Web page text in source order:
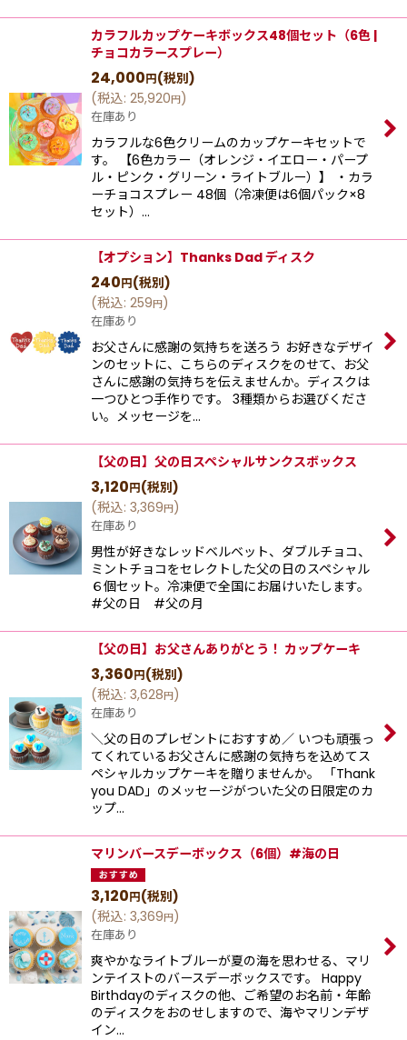
カラフルカップケーキボックス48個セット（6色 |
チョコカラースプレー）
24,000円(税別)
(税込: 25,920円)
在庫あり
カラフルな6色クリームのカップケーキセットで
す。 【6色カラー（オレンジ・イエロー・パープ
ル・ピンク・グリーン・ライトブルー）】 ・カラ
ーチョコスプレー 48個（冷凍便は6個パック×8
セット）…
【オプション】Thanks Dad ディスク
240円(税別)
(税込: 259円)
在庫あり
お父さんに感謝の気持ちを送ろう お好きなデザイ
ンのセットに、こちらのディスクをのせて、お父
さんに感謝の気持ちを伝えませんか。ディスクは
一つひとつ手作りです。 3種類からお選びくださ
い。メッセージを…
【父の日】父の日スペシャルサンクスボックス
3,120円(税別)
(税込: 3,369円)
在庫あり
男性が好きなレッドベルベット、ダブルチョコ、
ミントチョコをセレクトした父の日のスペシャル
６個セット。冷凍便で全国にお届けいたします。
#父の日 #父の月
【父の日】お父さんありがとう！ カップケーキ
3,360円(税別)
(税込: 3,628円)
在庫あり
＼父の日のプレゼントにおすすめ／ いつも頑張っ
てくれているお父さんに感謝の気持ちを込めてス
ペシャルカップケーキを贈りませんか。 「Thank
you DAD」のメッセージがついた父の日限定のカ
ップ…
マリンバースデーボックス（6個）#海の日
3,120円(税別)
(税込: 3,369円)
在庫あり
爽やかなライトブルーが夏の海を思わせる、マリ
ンテイストのバースデーボックスです。 Happy
Birthdayのディスクの他、ご希望のお名前・年齢
のディスクをおのせしますので、海やマリンデザ
イン…